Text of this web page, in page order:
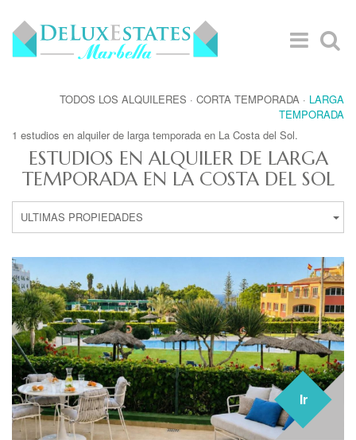
TODOS LOS ALQUILERES · CORTA TEMPORADA · LARGA
TEMPORADA
1 estudios en alquiler de larga temporada en La Costa del Sol.
ESTUDIOS EN ALQUILER DE LARGA
TEMPORADA EN LA COSTA DEL SOL
ULTIMAS PROPIEDADES
Ir